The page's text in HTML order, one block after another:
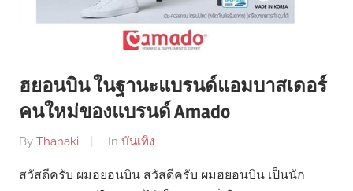
ฮยอนบิน ในฐานะแบรนด์แอมบาสเดอร์
คนใหม่ของแบรนด์ Amado
By Thanaki In บันเทิง
สวัสดีครับ ผมฮยอนบิน สวัสดีครับ ผมฮยอนบิน เป็นนัก